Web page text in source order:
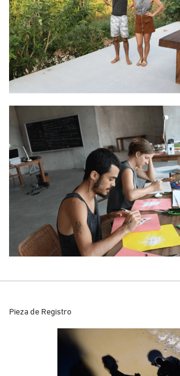
Pieza de Registro